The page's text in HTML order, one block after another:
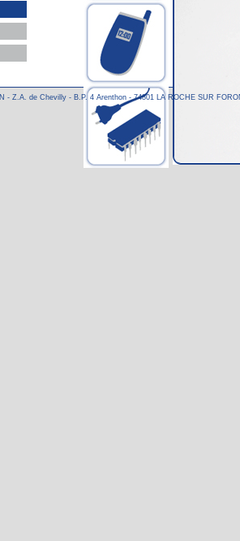
- Z.A. de Chevilly - B.P. 4 Arenthon - 74801 LA ROCHE SUR